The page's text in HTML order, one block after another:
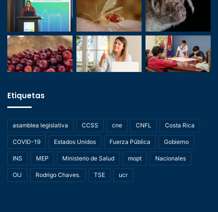
Etiquetas
asamblea legislativa CCSS cne CNFL Costa Rica
COVID-19 Estados Unidos Fuerza Pública Gobierno
INS MEP Ministerio de Salud mopt Nacionales
OIJ Rodrigo Chaves. TSE ucr